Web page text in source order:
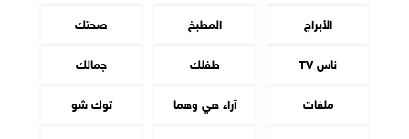
الأبراج
المطبخ
صحتك
ناس TV
طفلك
جمالك
ملفات
آراء هي وهما
توك شو